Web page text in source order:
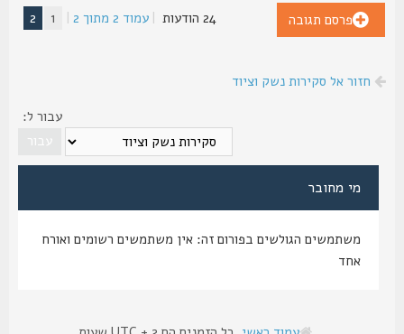
פרסם תגובה |עמוד2מתוך2
|
1
חזור אל סקירות נשק וציוד
עבור ל:
מי מחובר
משתמשים הגולשים בפורום זה: אין משתמשים רשומים ואורח